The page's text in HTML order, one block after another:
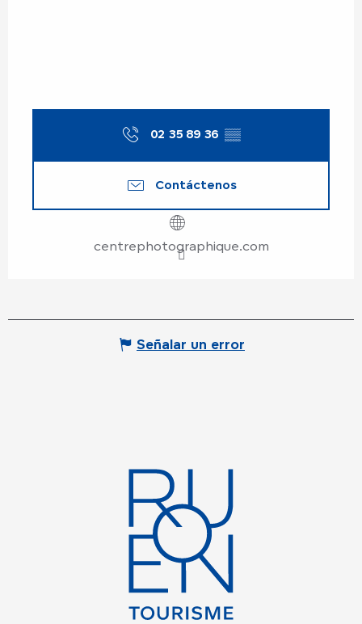
02 35 89 36 ▒▒
Contáctenos
centrephotographique.com
Señalar un error